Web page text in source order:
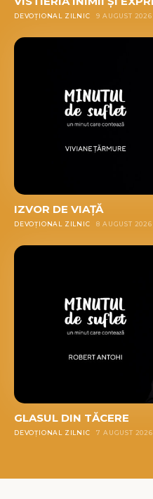
DEVOȚIONAL ZILNIC 9 AUGUST 2026
IZVOR DE VIAȚĂ
DEVOȚIONAL ZILNIC 8 AUGUST 2026
GLASUL DIN TĂCERE
DEVOȚIONAL ZILNIC 7 AUGUST 2026